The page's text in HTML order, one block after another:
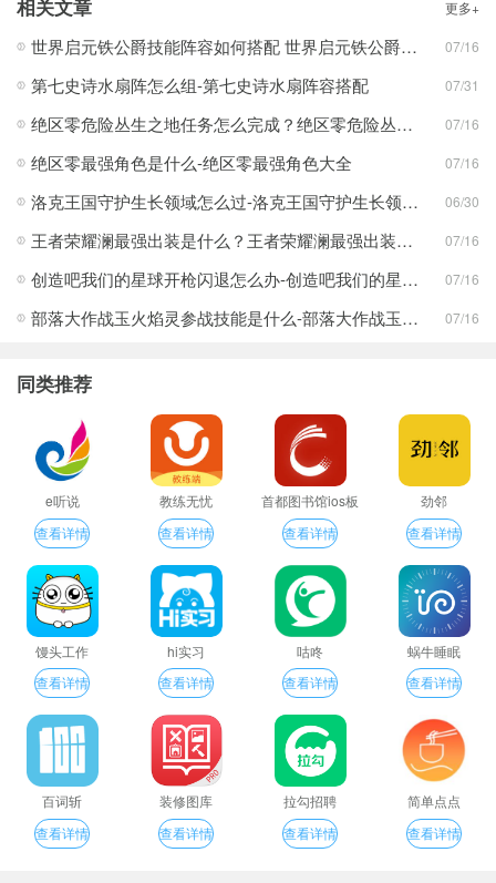
相关文章 更多+
世界启元铁公爵技能阵容如何搭配 世界启元铁公爵技能阵容搭配合集 07/16
第七史诗水扇阵怎么组-第七史诗水扇阵容搭配 07/31
绝区零危险丛生之地任务怎么完成？绝区零危险丛生之地任务完成攻略 07/16
绝区零最强角色是什么-绝区零最强角色大全 07/16
洛克王国守护生长领域怎么过-洛克王国守护生长领域通关攻略 06/30
王者荣耀澜最强出装是什么？王者荣耀澜最强出装分享 07/16
创造吧我们的星球开枪闪退怎么办-创造吧我们的星球开枪闪退合集 07/16
部落大作战玉火焰灵参战技能是什么-部落大作战玉火焰灵参战技能合集 07/16
同类推荐
e听说
查看详情
教练无忧
查看详情
首都图书馆ios板
查看详情
劲邻
查看详情
馒头工作
查看详情
hi实习
查看详情
咕咚
查看详情
蜗牛睡眠
查看详情
百词斩
查看详情
装修图库
查看详情
拉勾招聘
查看详情
简单点点
查看详情